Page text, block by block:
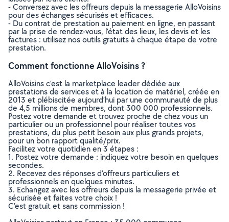
- Conversez avec les offreurs depuis la messagerie AlloVoisins
pour des échanges sécurisés et efficaces.
- Du contrat de prestation au paiement en ligne, en passant
par la prise de rendez-vous, l’état des lieux, les devis et les
factures : utilisez nos outils gratuits à chaque étape de votre
prestation.
Comment fonctionne AlloVoisins ?
AlloVoisins c’est la marketplace leader dédiée aux
prestations de services et à la location de matériel, créée en
2013 et plébiscitée aujourd’hui par une communauté de plus
de 4,5 millions de membres, dont 300 000 professionnels.
Postez votre demande et trouvez proche de chez vous un
particulier ou un professionnel pour réaliser toutes vos
prestations, du plus petit besoin aux plus grands projets,
pour un bon rapport qualité/prix.
Facilitez votre quotidien en 3 étapes :
1. Postez votre demande : indiquez votre besoin en quelques
secondes.
2. Recevez des réponses d’offreurs particuliers et
professionnels en quelques minutes.
3. Echangez avec les offreurs depuis la messagerie privée et
sécurisée et faites votre choix !
C’est gratuit et sans commission !